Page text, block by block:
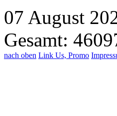
07 August
Gesamt:
nach oben Link Us, Promo